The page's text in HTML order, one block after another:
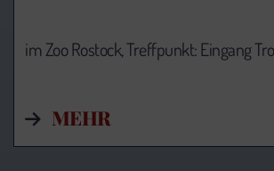
im Zoo Rostock, Treffpunkt: Eingang
MEHR